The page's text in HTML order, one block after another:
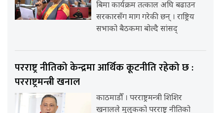
बिमा कार्यक्रम तत्काल अघि बढाउन
सरकारसँग माग गरेकी छन् । राष्ट्रिय
सभाको बैठकमा बोल्दै सांसद्
परराष्ट्र नीतिको केन्द्रमा आर्थिक कूटनीति रहेको छ :
परराष्ट्रमन्त्री खनाल
काठमाडौँ । परराष्ट्रमन्त्री शिशिर
खनालले मुलुकको परराष्ट्र नीतिको